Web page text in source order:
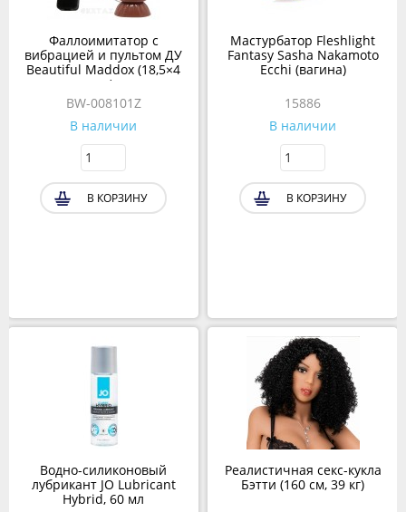
Фаллоимитатор с
вибрацией и пультом ДУ
Beautiful Maddox (18,5×4
см)
BW-008101Z
В наличии
В КОРЗИНУ
Водно-силиконовый
лубрикант JO Lubricant
Hybrid, 60 мл
Мастурбатор Fleshlight
Fantasy Sasha Nakamoto
Ecchi (вагина)
15886
В наличии
В КОРЗИНУ
Реалистичная секс-кукла
Бэтти (160 см, 39 кг)